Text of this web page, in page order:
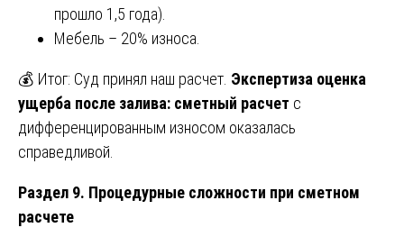
прошло 1,5 года).
Мебель – 20% износа.
💰 Итог: Суд принял наш расчет. Экспертиза оценка
ущерба после залива: сметный расчет с
дифференцированным износом оказалась
справедливой.
Раздел 9. Процедурные сложности при сметном
расчете